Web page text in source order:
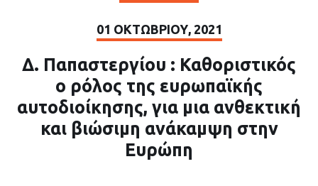
01 ΟΚΤΩΒΡΊΟΥ, 2021
Δ. Παπαστεργίου : Καθοριστικός
ο ρόλος της ευρωπαϊκής
αυτοδιοίκησης, για μια ανθεκτική
και βιώσιμη ανάκαμψη στην
Ευρώπη